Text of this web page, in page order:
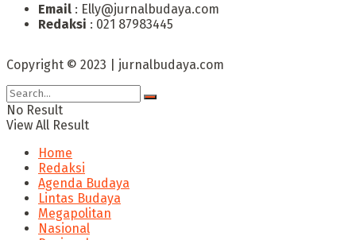
Email : Elly@jurnalbudaya.com
Redaksi : 021 87983445
Copyright © 2023 | jurnalbudaya.com
No Result
View All Result
Home
Redaksi
Agenda Budaya
Lintas Budaya
Megapolitan
Nasional